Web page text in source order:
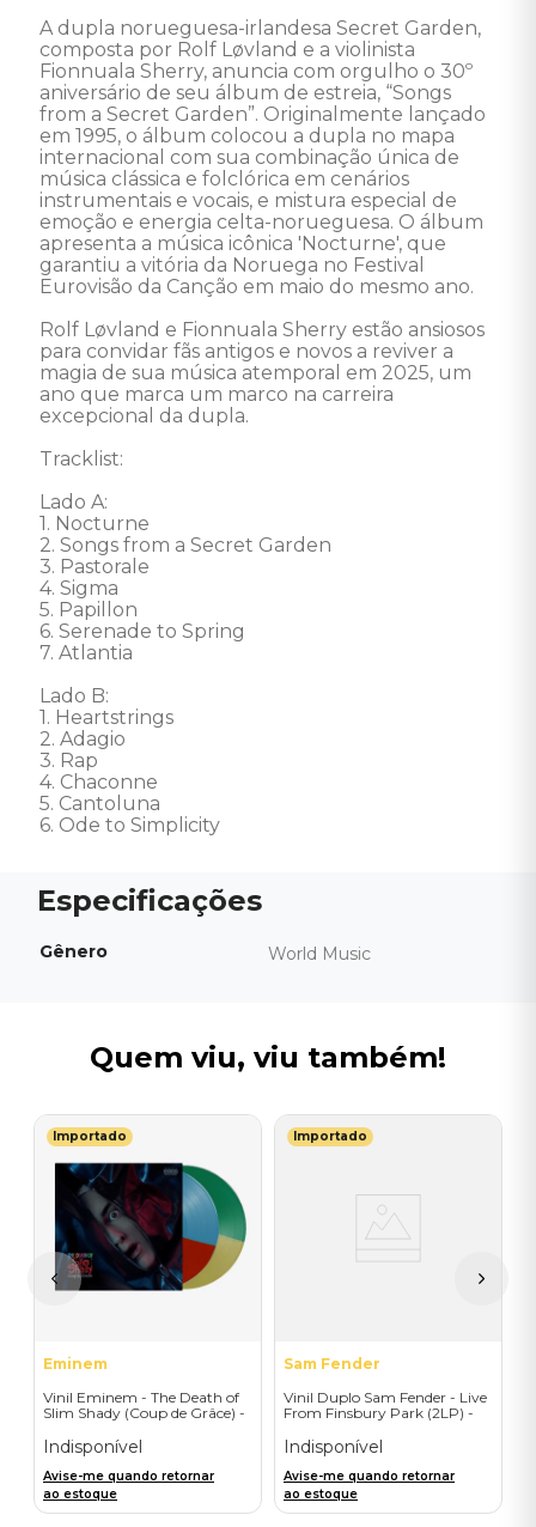
A dupla norueguesa-irlandesa Secret Garden,
composta por Rolf Løvland e a violinista
Fionnuala Sherry, anuncia com orgulho o 30º
aniversário de seu álbum de estreia, “Songs
from a Secret Garden”. Originalmente lançado
em 1995, o álbum colocou a dupla no mapa
internacional com sua combinação única de
música clássica e folclórica em cenários
instrumentais e vocais, e mistura especial de
emoção e energia celta-norueguesa. O álbum
apresenta a música icônica 'Nocturne', que
garantiu a vitória da Noruega no Festival
Eurovisão da Canção em maio do mesmo ano.
Rolf Løvland e Fionnuala Sherry estão ansiosos
para convidar fãs antigos e novos a reviver a
magia de sua música atemporal em 2025, um
ano que marca um marco na carreira
excepcional da dupla.
Tracklist:
Lado A:
1. Nocturne
2. Songs from a Secret Garden
3. Pastorale
4. Sigma
5. Papillon
6. Serenade to Spring
7. Atlantia
Lado B:
1. Heartstrings
2. Adagio
3. Rap
4. Chaconne
5. Cantoluna
6. Ode to Simplicity
Gênero World Music
Quem viu, viu também!
Importado
Eminem
Vinil Eminem - The Death of
Slim Shady (Coup de Grâce) -
Indisponível
Avise-me quando retornar
ao estoque
Importado
Sam Fender
Vinil Duplo Sam Fender - Live
From Finsbury Park (2LP) -
Indisponível
Avise-me quando retornar
ao estoque